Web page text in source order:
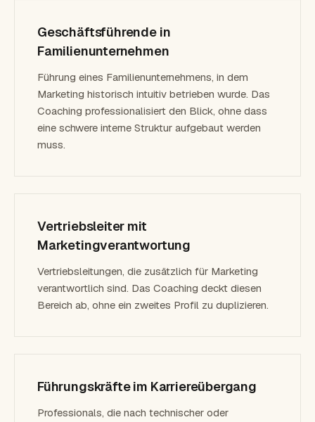
Geschäftsführende in
Familienunternehmen
Führung eines Familienunternehmens, in dem
Marketing historisch intuitiv betrieben wurde. Das
Coaching professionalisiert den Blick, ohne dass
eine schwere interne Struktur aufgebaut werden
muss.
Vertriebsleiter mit
Marketingverantwortung
Vertriebsleitungen, die zusätzlich für Marketing
verantwortlich sind. Das Coaching deckt diesen
Bereich ab, ohne ein zweites Profil zu duplizieren.
Führungskräfte im Karriereübergang
Professionals, die nach technischer oder